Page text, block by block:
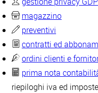
magazzino
preventivi
contratti ed
ordini clienti e
prima nota
riepiloghi iva ed